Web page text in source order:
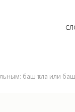
баш ҡала или